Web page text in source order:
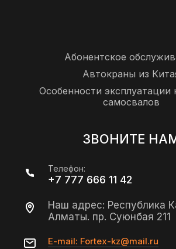
Абонентское
Автокраны из
Особенности эксплуатации
самосвалов
ЗВОНИТЕ
Телефон:
+7 777 666 11 42
Наш адрес: Республика
Алматы. пр. Суюнбая 211
E-mail: Fortex-kz@mail.ru